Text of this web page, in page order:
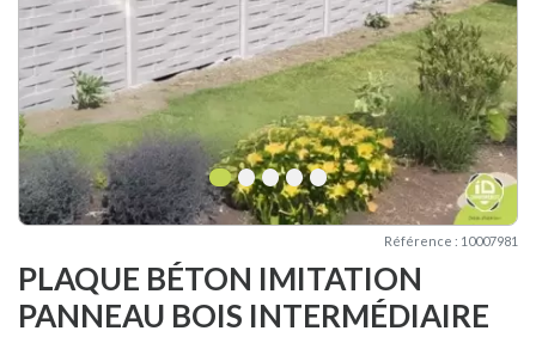
1 2 3 4 5
Référence : 10007981
PLAQUE BÉTON IMITATION
PANNEAU BOIS INTERMÉDIAIRE